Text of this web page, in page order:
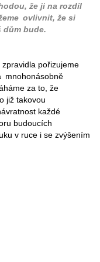
že ji na rozdíl
ovlivnit, že si
dům bude.
pořizujeme
mnohonásobně
za to, že
již takovou
každé
budoucích
v ruce i se zvýšením